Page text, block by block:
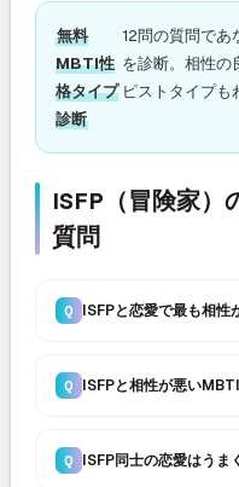
無料
MBTI性
格タイプ
診断
12問の質問で
を診断。相性の
ピストタイプも
ISFP（冒険家）
質問
Q ISFPと恋愛で最も相性
Q ISFPと相性が悪い
Q ISFP同士の恋愛はうま